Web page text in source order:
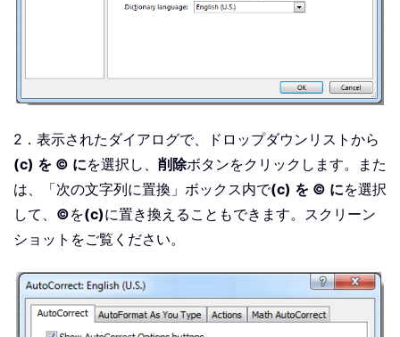
2．表示されたダイアログで、ドロップダウンリストから
(c) を © にを選択し、 削除ボタンをクリックします。また
は、「次の文字列に置換」ボックス内で(c) を © にを選択
して、 ©を(c)に置き換えることもできます。スクリーン
ショットをご覧ください。